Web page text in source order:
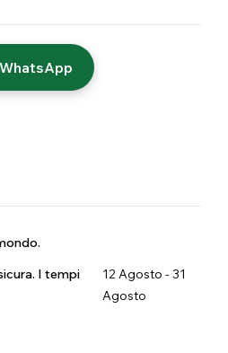
I tempi
12 Agosto - 31
Agosto